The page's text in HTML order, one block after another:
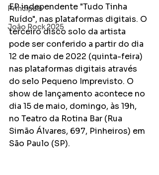
Principais
João Rock 2025
EP independente "Tudo Tinha
Ruído", nas plataformas digitais. O
terceiro disco solo da artista
pode ser conferido a partir do dia
12 de maio de 2022 (quinta-feira)
nas plataformas digitais através
do selo Pequeno Imprevisto. O
show de lançamento acontece no
dia 15 de maio, domingo, às 19h,
no Teatro da Rotina Bar (Rua
Simão Álvares, 697, Pinheiros) em
São Paulo (SP).